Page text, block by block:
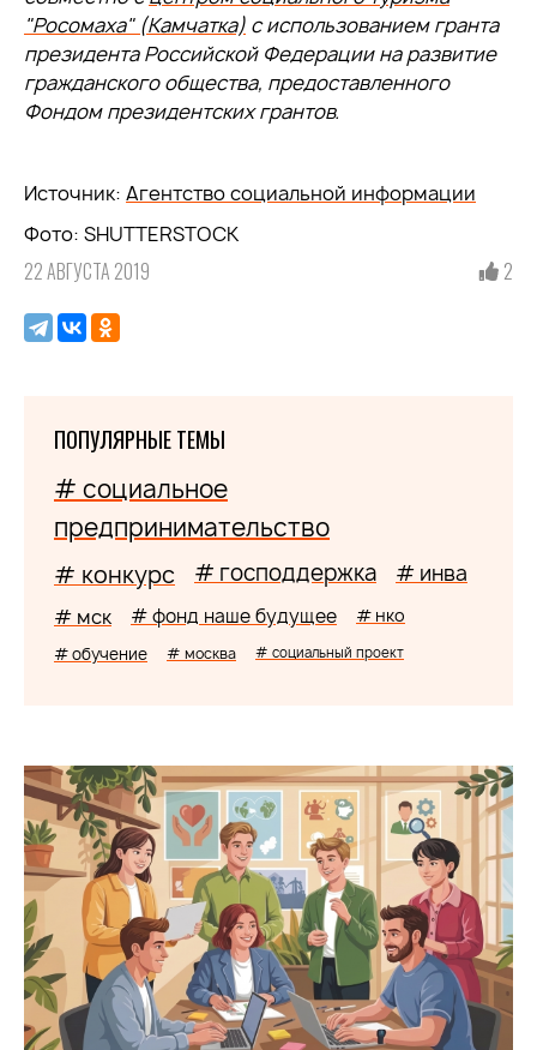
"Росомаха" (Камчатка) с использованием гранта
президента Российской Федерации на развитие
гражданского общества, предоставленного
Фондом президентских грантов.
Источник: Агентство социальной информации
Фото: SHUTTERSTOCK
22 АВГУСТА 2019 2
ПОПУЛЯРНЫЕ ТЕМЫ
# социальное
предпринимательство
# конкурс # господдержка # инва
# мск # фонд наше будущее # нко
# обучение # москва # социальный проект